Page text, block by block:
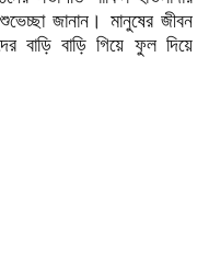
জানান। মানুষের জীবন
বাড়ি বাড়ি গিয়ে ফুল দিয়ে